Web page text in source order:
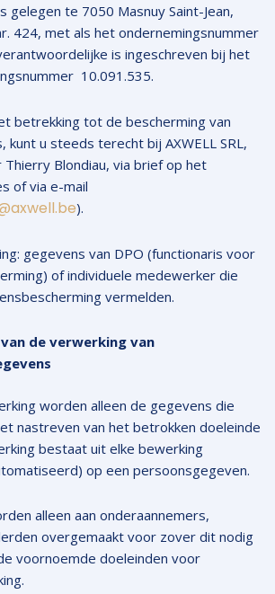
gelegen te 7050 Masnuy Saint-Jean,
424, met als het ondernemingsnummer
is ingeschreven bij het
10.091.535.
betrekking tot de bescherming van
kunt u steeds terecht bij AXWELL SRL,
Thierry Blondiau, via brief op het
of via e-mail
).
gegevens van DPO (functionaris voor
of individuele medewerker die
vermelden.
de verwerking van
worden alleen de gegevens die
nastreven van het betrokken doeleinde
bestaat uit elke bewerking
op een persoonsgegeven.
alleen aan onderaannemers,
overgemaakt voor zover dit nodig
voornoemde doeleinden voor